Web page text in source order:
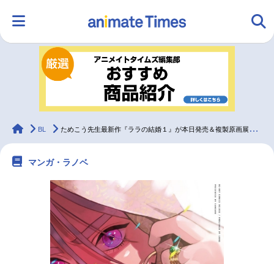
ランキング アニメ
ラジオ
配信・Vtuber トレンド
最新記事一覧
animateTimes
BL ためこう先生最新作『ララの結婚１』が本日発売＆複製原画展も実施
マンガ・ラノベ